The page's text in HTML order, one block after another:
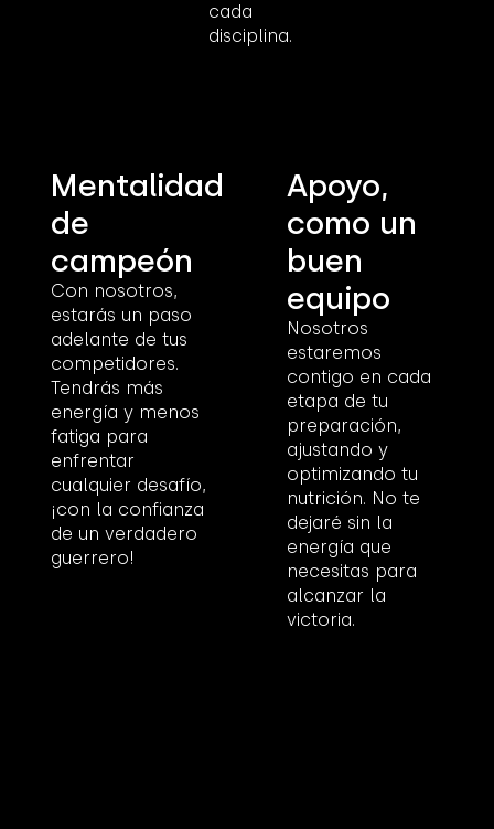
cada
disciplina.
Mentalidad
de
campeón
Con nosotros,
estarás un paso
adelante de tus
competidores.
Tendrás más
energía y menos
fatiga para
enfrentar
cualquier desafío,
¡con la confianza
de un verdadero
guerrero!
Apoyo,
como un
buen
equipo
Nosotros
estaremos
contigo en cada
etapa de tu
preparación,
ajustando y
optimizando tu
nutrición. No te
dejaré sin la
energía que
necesitas para
alcanzar la
victoria.